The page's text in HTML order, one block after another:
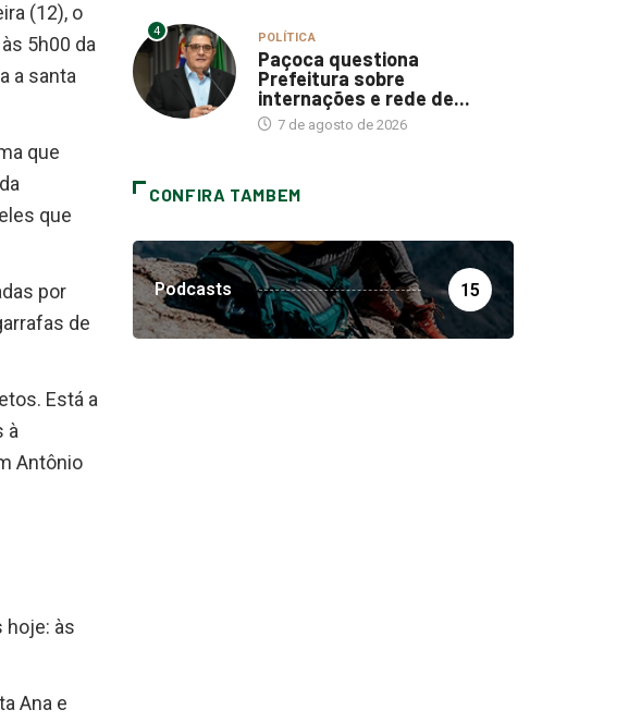
(12), o
5h00 da
a santa
que
que
por
de
Está a
à
Antônio
hoje: às
Ana e
4 POLÍTICA
Paçoca questiona
Prefeitura sobre
internações e rede de...
7 de agosto de 2026
CONFIRA TAMBEM
Podcasts 15